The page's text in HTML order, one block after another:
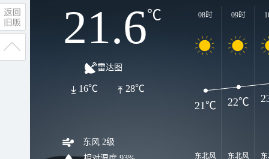
21.6℃
雷达图
28℃
16℃
东风 2级
08时
东北风
09时
东北风
21℃ 22℃